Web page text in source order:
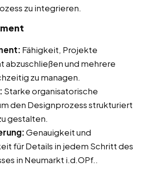
zu integrieren.
Fähigkeit, Projekte
abzuschließen und mehrere
zu managen.
Starke organisatorische
den Designprozess strukturiert
gestalten.
Genauigkeit und
für Details in jedem Schritt des
in Neumarkt i.d.OPf..